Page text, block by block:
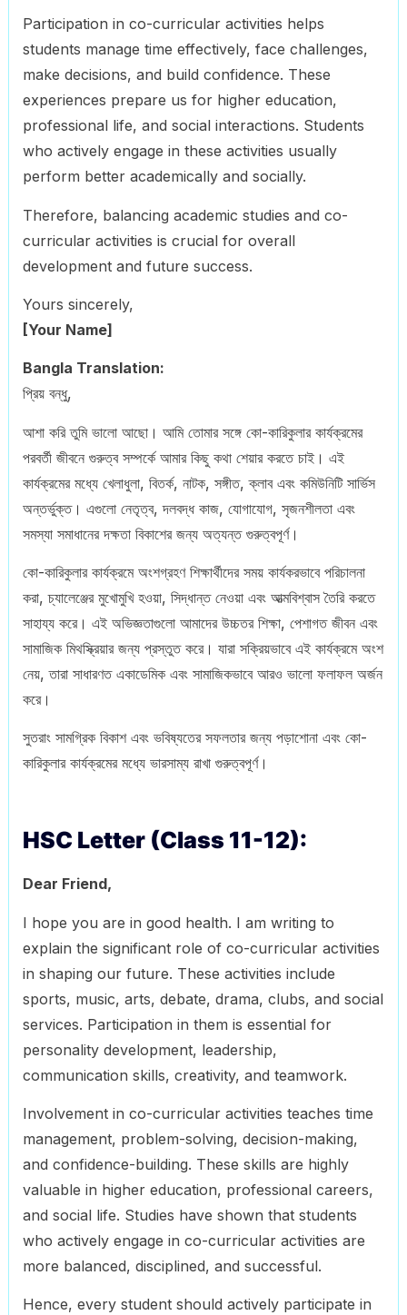
Participation in co-curricular activities helps
students manage time effectively, face challenges,
make decisions, and build confidence. These
experiences prepare us for higher education,
professional life, and social interactions. Students
who actively engage in these activities usually
perform better academically and socially.
Therefore, balancing academic studies and co-
curricular activities is crucial for overall
development and future success.
Yours sincerely,
[Your Name]
Bangla Translation:
প্রিয় বন্ধু,
আশা করি তুমি ভালো আছো। আমি তোমার সঙ্গে কো-কারিকুলার কার্যক্রমের
পরবর্তী জীবনে গুরুত্ব সম্পর্কে আমার কিছু কথা শেয়ার করতে চাই। এই
কার্যক্রমের মধ্যে খেলাধুলা, বিতর্ক, নাটক, সঙ্গীত, ক্লাব এবং কমিউনিটি সার্ভিস
অন্তর্ভুক্ত। এগুলো নেতৃত্ব, দলবদ্ধ কাজ, যোগাযোগ, সৃজনশীলতা এবং
সমস্যা সমাধানের দক্ষতা বিকাশের জন্য অত্যন্ত গুরুত্বপূর্ণ।
কো-কারিকুলার কার্যক্রমে অংশগ্রহণ শিক্ষার্থীদের সময় কার্যকরভাবে পরিচালনা
করা, চ্যালেঞ্জের মুখোমুখি হওয়া, সিদ্ধান্ত নেওয়া এবং আত্মবিশ্বাস তৈরি করতে
সাহায্য করে। এই অভিজ্ঞতাগুলো আমাদের উচ্চতর শিক্ষা, পেশাগত জীবন এবং
সামাজিক মিথস্ক্রিয়ার জন্য প্রস্তুত করে। যারা সক্রিয়ভাবে এই কার্যক্রমে অংশ
নেয়, তারা সাধারণত একাডেমিক এবং সামাজিকভাবে আরও ভালো ফলাফল অর্জন
করে।
সুতরাং সামগ্রিক বিকাশ এবং ভবিষ্যতের সফলতার জন্য পড়াশোনা এবং কো-
কারিকুলার কার্যক্রমের মধ্যে ভারসাম্য রাখা গুরুত্বপূর্ণ।
HSC Letter (Class 11-12):
Dear Friend,
I hope you are in good health. I am writing to
explain the significant role of co-curricular activities
in shaping our future. These activities include
sports, music, arts, debate, drama, clubs, and social
services. Participation in them is essential for
personality development, leadership,
communication skills, creativity, and teamwork.
Involvement in co-curricular activities teaches time
management, problem-solving, decision-making,
and confidence-building. These skills are highly
valuable in higher education, professional careers,
and social life. Studies have shown that students
who actively engage in co-curricular activities are
more balanced, disciplined, and successful.
Hence, every student should actively participate in